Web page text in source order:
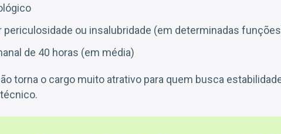
periculosidade ou insalubridade (em determinadas
de 40 horas (em média)
torna o cargo muito atrativo para quem busca